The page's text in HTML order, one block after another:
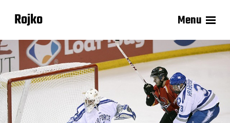
Rojko Menu